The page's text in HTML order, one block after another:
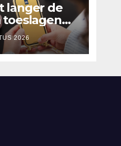
langer de
over
2026